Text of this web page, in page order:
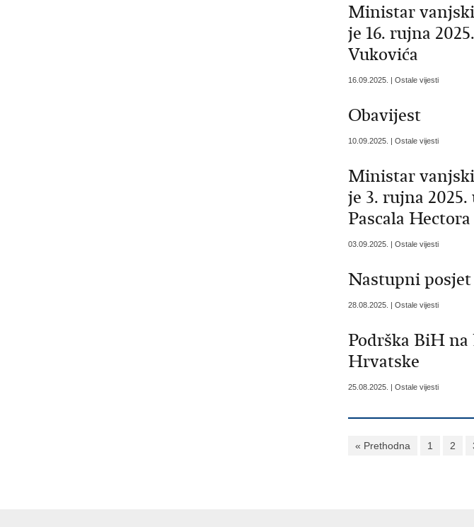
Ministar
je 16. rujna
Vukovića
16.09.2025. | Ostale vijesti
Obavijest
10.09.2025. | Ostale vijesti
Ministar
je 3. rujna
Pascala Hectora
03.09.2025. | Ostale vijesti
Nastupni
28.08.2025. | Ostale vijesti
Podrška BiH na
Hrvatske
25.08.2025. | Ostale vijesti
« Prethodna 1 2